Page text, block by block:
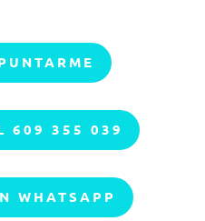
609 355 039
WHATSAPP